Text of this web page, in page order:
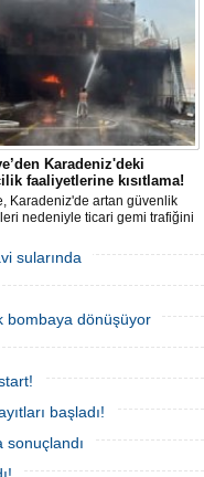
mürettebat tahliye edildi.
Karadeniz'deki
faaliyetlerine kısıtlama!
Karadeniz'de artan güvenlik
nedeniyle ticari gemi trafiğini
gıda güvenliğini tehdit ediyor.
sularında
bombaya dönüşüyor
başladı!
sonuçlandı